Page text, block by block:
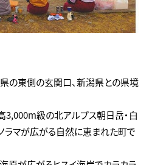
県の東側の玄関口、新潟県との県境
級の北アルプス朝日岳・白
ラマが広がる自然に恵まれた町で